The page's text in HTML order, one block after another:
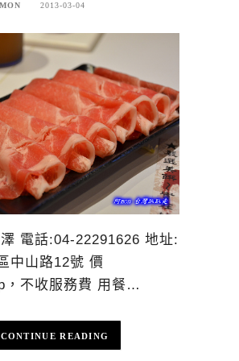
2013-03-04
電話:04-22291626 地址:
中山路12號 價
，不收服務費 用餐…
CONTINUE READING